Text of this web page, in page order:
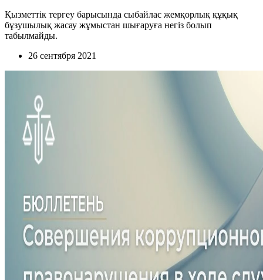
Қызметтік тергеу барысында сыбайлас жемқорлық құқық
бұзушылық жасау жұмыстан шығаруға негіз болып
табылмайды.
26 сентября 2021